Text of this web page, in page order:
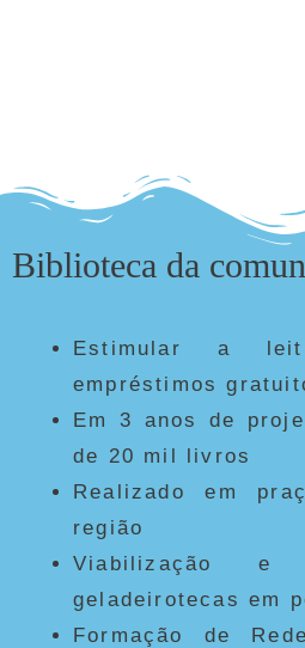
Biblioteca da
Estimular a
empréstimos
Em 3 anos de
de 20 mil livros
Realizado em
região
Viabilização e
geladeirotecas em
Formação de